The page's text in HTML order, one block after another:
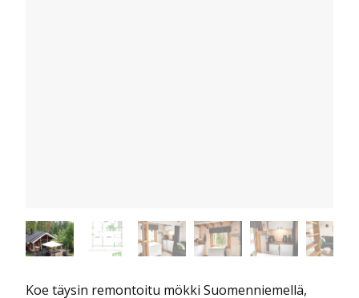
Koe täysin remontoitu mökki Suomenniemellä,